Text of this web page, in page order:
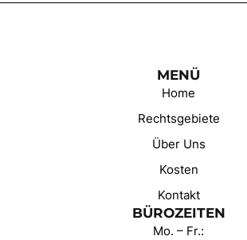
MENÜ
Home
Rechtsgebiete
Über Uns
Kosten
Kontakt
BÜROZEITEN
Mo. – Fr.: